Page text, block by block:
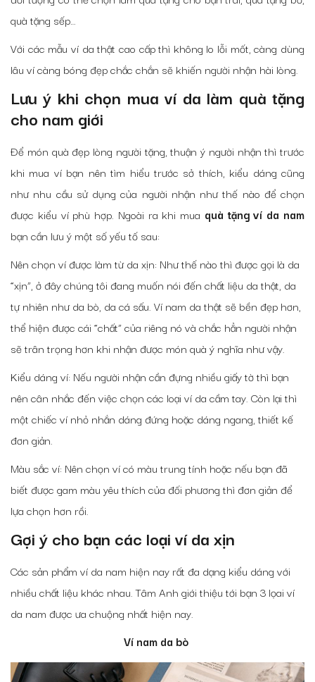
quà tặng sếp…
Với các mẫu ví da thật cao cấp thì không lo lỗi mốt, càng dùng
lâu ví càng bóng đẹp chắc chắn sẽ khiến người nhận hài lòng.
Lưu ý khi chọn mua ví da làm quà tặng
cho nam giới
Để món quà đẹp lòng người tặng, thuận ý người nhận thì trước
khi mua ví bạn nên tìm hiểu trước sở thích, kiểu dáng cũng
như nhu cầu sử dụng của người nhận như thế nào để chọn
được kiểu ví phù hợp. Ngoài ra khi mua quà tặng ví da nam
bạn cần lưu ý một số yếu tố sau:
Nên chọn ví được làm từ da xịn: Như thế nào thì được gọi là da
“xịn”, ở đây chúng tôi đang muốn nói đến chất liệu da thật, da
tự nhiên như da bò, da cá sấu. Ví nam da thật sẽ bền đẹp hơn,
thể hiện được cái “chất” của riêng nó và chắc hẳn người nhận
sẽ trân trọng hơn khi nhận được món quà ý nghĩa như vậy.
Kiểu dáng ví: Nếu người nhận cần đựng nhiều giấy tờ thì bạn
nên cân nhắc đến việc chọn các loại ví da cầm tay. Còn lại thì
một chiếc ví nhỏ nhắn dáng đứng hoặc dáng ngang, thiết kế
đơn giản.
Màu sắc ví: Nên chọn ví có màu trung tính hoặc nếu bạn đã
biết được gam màu yêu thích của đối phương thì đơn giản để
lựa chọn hơn rồi.
Gợi ý cho bạn các loại ví da xịn
Các sản phẩm ví da nam hiện nay rất đa dạng kiểu dáng với
nhiều chất liệu khác nhau. Tâm Anh giới thiệu tới bạn 3 lọai ví
da nam được ưa chuộng nhất hiện nay.
Ví nam da bò